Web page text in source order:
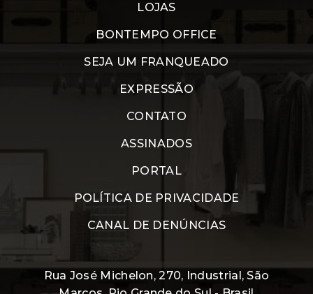
LOJAS
BONTEMPO OFFICE
SEJA UM FRANQUEADO
EXPRESSÃO
CONTATO
ASSINADOS
PORTAL
POLÍTICA DE PRIVACIDADE
CANAL DE DENÚNCIAS
Rua José Michelon, 270, Industrial, São